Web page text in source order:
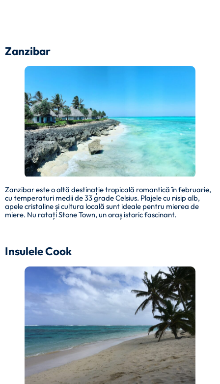
Zanzibar
Zanzibar este o altă destinație tropicală romantică în februarie,
cu temperaturi medii de 33 grade Celsius. Plajele cu nisip alb,
apele cristaline și cultura locală sunt ideale pentru mierea de
miere. Nu ratați Stone Town, un oraș istoric fascinant.
Insulele Cook